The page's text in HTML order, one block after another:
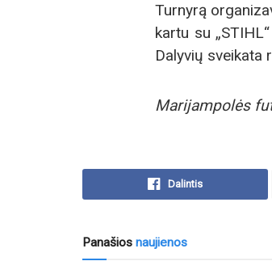
Turnyrą
kartu su
Dalyvių sveikata
Marijampolės
Dalintis
Panašios naujienos